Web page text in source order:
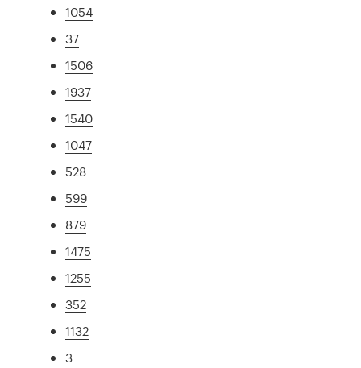
1054
37
1506
1937
1540
1047
528
599
879
1475
1255
352
1132
3